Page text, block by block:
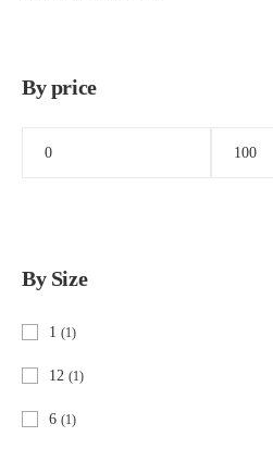
By price
By Size
1 (1)
12 (1)
6 (1)